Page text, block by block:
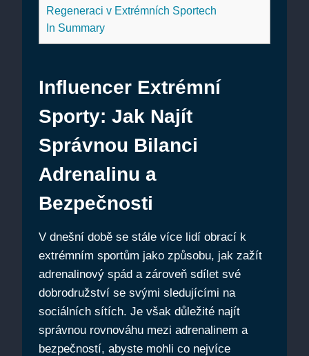
Regeneraci v Extrémních Sportech
In Summary
Influencer Extrémní
Sporty: Jak Najít
Správnou Bilanci
Adrenalinu a
Bezpečnosti
V dnešní době se stále více lidí obrací k
extrémním sportům jako způsobu, jak zažít
adrenalinový spád a zároveň sdílet své
dobrodružství se svými sledujícími na
sociálních sítích. Je však důležité najít
správnou rovnováhu mezi adrenalinem a
bezpečností, abyste mohli co nejvíce